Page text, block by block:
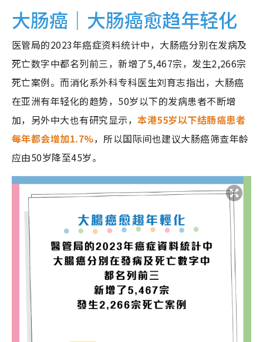
大肠癌｜大肠癌愈趋年轻化
医管局的2023年癌症资料统计中，大肠癌分别在发病及
死亡数字中都名列前三，新增了5,467宗，发生2,266宗
死亡案例。而消化系外科专科医生刘育志指出，大肠癌
在亚洲有年轻化的趋势，50岁以下的发病患者不断增
加，另外中大也有研究显示，本港55岁以下结肠癌患者
每年都会增加1.7%，所以国际间也建议大肠癌筛查年龄
应由50岁降至45岁。